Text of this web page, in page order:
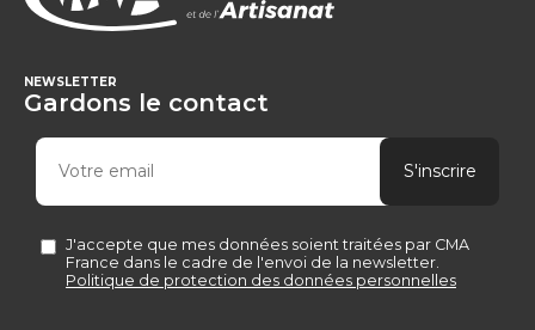
NEWSLETTER
Gardons le contact